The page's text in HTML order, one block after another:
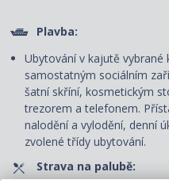
Plavba:
Ubytování v kajutě vybrané
samostatným sociálním
šatní skříní, kosmetickým
trezorem a telefonem. P
nalodění a vylodění, denní
zvolené třídy ubytování.
Strava na palubě: